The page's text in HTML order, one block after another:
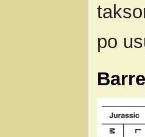
po